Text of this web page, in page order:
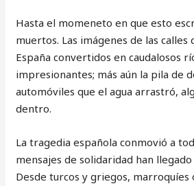
Hasta el momeneto en que esto
muertos. Las imágenes de las
España convertidos en caudalosos
impresionantes; más aún la pila de
automóviles que el agua arrastró,
dentro.
La tragedia española conmovió a
mensajes de solidaridad han
Desde turcos y griegos, marroquíes